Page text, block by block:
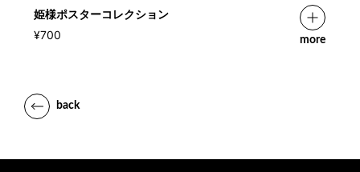
姫様ポスターコレクション
¥700
more
back